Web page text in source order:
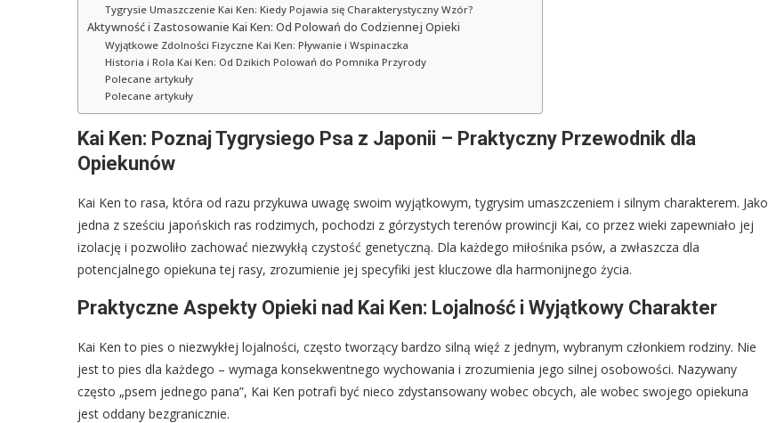
Tygrysie Umaszczenie Kai Ken: Kiedy Pojawia się Charakterystyczny Wzór?
Aktywność i Zastosowanie Kai Ken: Od Polowań do Codziennej Opieki
Wyjątkowe Zdolności Fizyczne Kai Ken: Pływanie i Wspinaczka
Historia i Rola Kai Ken: Od Dzikich Polowań do Pomnika Przyrody
Polecane artykuły
Polecane artykuły
Kai Ken: Poznaj Tygrysiego Psa z Japonii – Praktyczny Przewodnik dla
Opiekunów
Kai Ken to rasa, która od razu przykuwa uwagę swoim wyjątkowym, tygrysim umaszczeniem i silnym charakterem. Jako
jedna z sześciu japońskich ras rodzimych, pochodzi z górzystych terenów prowincji Kai, co przez wieki zapewniało jej
izolację i pozwoliło zachować niezwykłą czystość genetyczną. Dla każdego miłośnika psów, a zwłaszcza dla
potencjalnego opiekuna tej rasy, zrozumienie jej specyfiki jest kluczowe dla harmonijnego życia.
Praktyczne Aspekty Opieki nad Kai Ken: Lojalność i Wyjątkowy Charakter
Kai Ken to pies o niezwykłej lojalności, często tworzący bardzo silną więź z jednym, wybranym członkiem rodziny. Nie
jest to pies dla każdego – wymaga konsekwentnego wychowania i zrozumienia jego silnej osobowości. Nazywany
często „psem jednego pana”, Kai Ken potrafi być nieco zdystansowany wobec obcych, ale wobec swojego opiekuna
jest oddany bezgranicznie.